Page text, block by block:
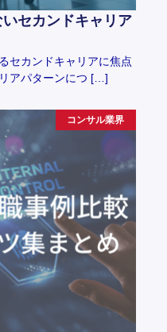
いセカンドキャリア
セカンドキャリアに焦点
アパターンにつ […]
コンサル業界